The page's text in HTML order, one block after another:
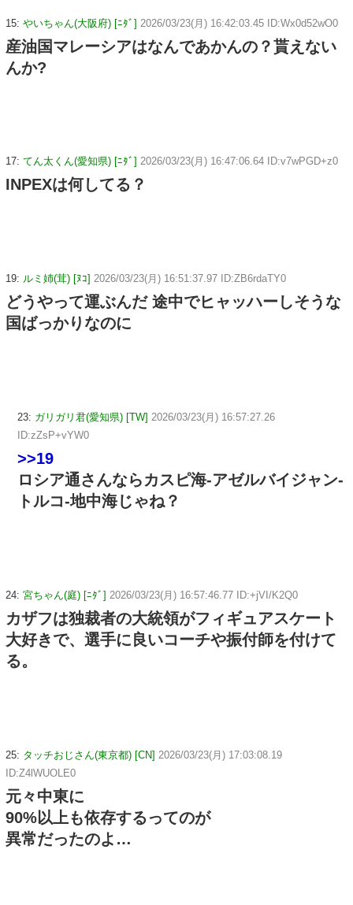
15: やいちゃん(大阪府) [ﾆﾀﾞ] 2026/03/23(月) 16:42:03.45 ID:Wx0d52wO0
産油国マレーシアはなんであかんの？貰えない
んか?
17: てん太くん(愛知県) [ﾆﾀﾞ] 2026/03/23(月) 16:47:06.64 ID:v7wPGD+z0
INPEXは何してる？
19: ルミ姉(茸) [ﾇｺ] 2026/03/23(月) 16:51:37.97 ID:ZB6rdaTY0
どうやって運ぶんだ 途中でヒャッハーしそうな
国ばっかりなのに
23: ガリガリ君(愛知県) [TW] 2026/03/23(月) 16:57:27.26
ID:zZsP+vYW0
>>19
ロシア通さんならカスピ海-アゼルバイジャン-
トルコ-地中海じゃね？
24: 宮ちゃん(庭) [ﾆﾀﾞ] 2026/03/23(月) 16:57:46.77 ID:+jVI/K2Q0
カザフは独裁者の大統領がフィギュアスケート
大好きで、選手に良いコーチや振付師を付けて
る。
25: タッチおじさん(東京都) [CN] 2026/03/23(月) 17:03:08.19
ID:Z4lWUOLE0
元々中東に
90%以上も依存するってのが
異常だったのよ…